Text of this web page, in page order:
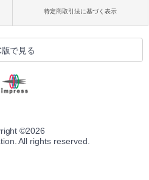
特定商取引法に基づく表示
版で見る
©2026
All rights reserved.